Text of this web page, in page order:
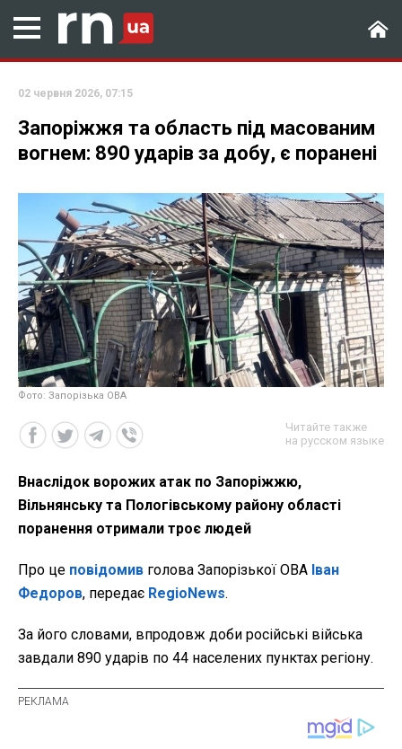
02 червня 2026, 07:15
Запоріжжя та область під масованим
вогнем: 890 ударів за добу, є поранені
Фото: Запорізька ОВА
Читайте также
на русском языке
Внаслідок ворожих атак по Запоріжжю,
Вільнянську та Пологівському району області
поранення отримали троє людей
Про це повідомив голова Запорізької ОВА Іван
Федоров, передає RegioNews.
За його словами, впродовж доби російські війська
завдали 890 ударів по 44 населених пунктах регіону.